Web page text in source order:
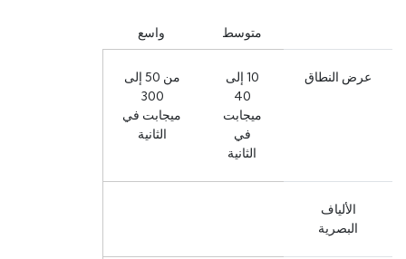
متوسط واسع
عرض النطاق
10 إلى
40
ميجابت
في
الثانية
من 50 إلى
300
ميجابت في
الثانية
الألياف
البصرية